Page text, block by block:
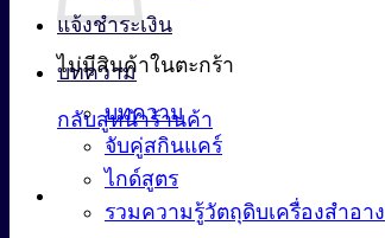
ไม่มีสินค้าในตะกร้า
กลับสู่หน้าร้านค้า
แจ้งชำระเงิน
บทความ
บทความ
จับคู่สกินแคร์
ไกด์สูตร
รวมความรู้วัตถุดิบเครื่องสำอาง